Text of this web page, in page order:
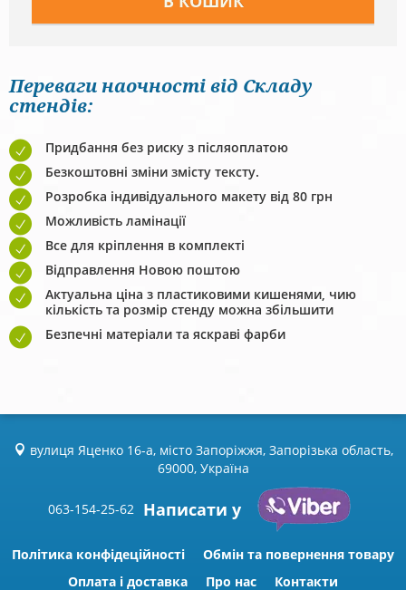
Переваги наочності від Складу
стендів:
Придбання без риску з післяоплатою
Безкоштовні зміни змісту тексту.
Розробка індивідуального макету від 80 грн
Можливість ламінації
Все для кріплення в комплекті
Відправлення Новою поштою
Актуальна ціна з пластиковими кишенями, чию
кількість та розмір стенду можна збільшити
Безпечні матеріали та яскраві фарби
вулиця Яценко 16-а, місто Запоріжжя, Запорізька область,
69000, Україна
063-154-25-62 Написати у
Політика конфідеційності
Обмін та повернення товару
Оплата і доставка
Про нас Контакти